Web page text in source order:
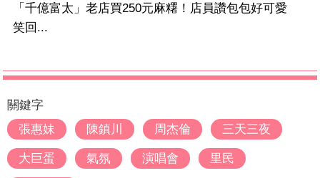
「千億富太」老店買250元麻糬！店員讚包包好可愛
笑回...
關鍵字
張惠妹
陳鎮川 周杰倫 三天三夜
大巨蛋 氣氛 演唱會 里民